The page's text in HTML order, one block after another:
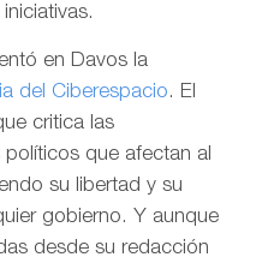
en Davos la
del Ciberespacio. El
critica las
que afectan al
su libertad y su
gobierno. Y aunque
desde su redacción